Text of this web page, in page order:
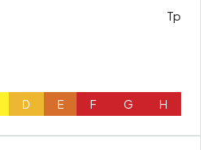
Tp
D E F G H